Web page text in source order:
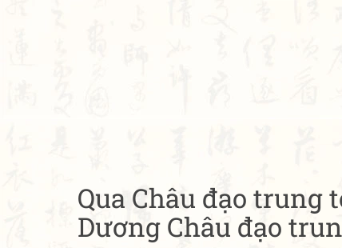
Qua Châu đạo trung
Dương Châu đạo